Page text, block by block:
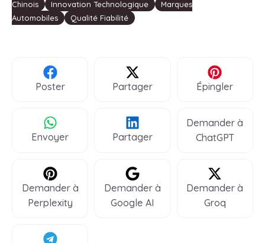
Chinois Innovation Technologique
Marques
Automobiles
Qualité Fiabilité
Poster Partager Épingler
Envoyer Partager
Demander à
ChatGPT
Demander à
Perplexity
Demander à
Google AI
Demander à
Groq